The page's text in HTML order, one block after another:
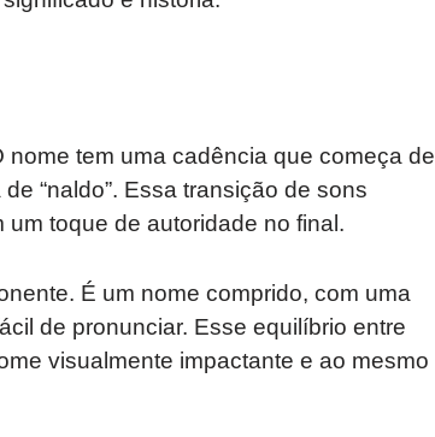
tem uma cadência que começa de
“naldo”. Essa transição de sons
toque de autoridade no final.
É um nome comprido, com uma
de pronunciar. Esse equilíbrio entre
visualmente impactante e ao mesmo